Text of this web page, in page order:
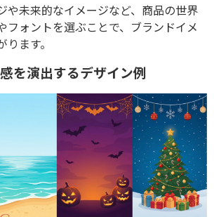
や未来的なイメージなど、商品の世界
フォントを選ぶことで、ブランドイメ
ます。
を演出するデザイン例